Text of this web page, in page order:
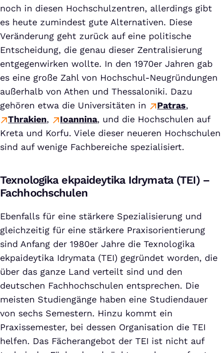
noch in diesen Hochschulzentren, allerdings gibt
es heute zumindest gute Alternativen. Diese
Veränderung geht zurück auf eine politische
Entscheidung, die genau dieser Zentralisierung
entgegenwirken wollte. In den 1970er Jahren gab
es eine große Zahl von Hochschul-Neugründungen
außerhalb von Athen und Thessaloniki. Dazu
gehören etwa die Universitäten in
Patras,
Thrakien, Ioannina, und die Hochschulen auf
Kreta und Korfu. Viele dieser neueren Hochschulen
sind auf wenige Fachbereiche spezialisiert.
Texnologika ekpaideytika Idrymata (TEI) –
Fachhochschulen
Ebenfalls für eine stärkere Spezialisierung und
gleichzeitig für eine stärkere Praxisorientierung
sind Anfang der 1980er Jahre die Texnologika
ekpaideytika Idrymata (TEI) gegründet worden, die
über das ganze Land verteilt sind und den
deutschen Fachhochschulen entsprechen. Die
meisten Studiengänge haben eine Studiendauer
von sechs Semestern. Hinzu kommt ein
Praxissemester, bei dessen Organisation die TEI
helfen. Das Fächerangebot der TEI ist nicht auf